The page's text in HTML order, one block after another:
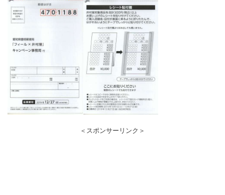
＜スポンサーリンク＞